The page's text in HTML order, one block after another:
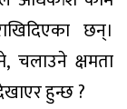
छन्।
चलाउने क्षमता
हुन्छ ?